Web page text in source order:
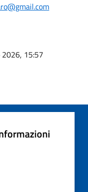
2026, 15:57